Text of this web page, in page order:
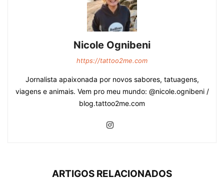
Nicole Ognibeni
https://tattoo2me.com
Jornalista apaixonada por novos sabores, tatuagens,
viagens e animais. Vem pro meu mundo: @nicole.ognibeni /
blog.tattoo2me.com
ARTIGOS RELACIONADOS